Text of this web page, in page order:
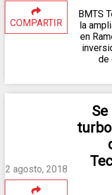
COMPARTIR
BMTS
la
en
de
2 agosto, 2018